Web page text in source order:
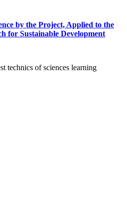
by the Project, Applied to the
for Sustainable Development
technics of sciences learning